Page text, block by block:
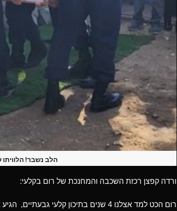
הלב נשבר! הלוויתו של
ורדה קפצן רכזת השכבה והמחנכת של רום בקלעי:
רום הכט למד אצלנו 4 שנים בתיכון